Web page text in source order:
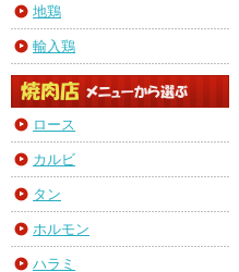
地鶏
輸入鶏
ロース
カルビ
タン
ホルモン
ハラミ